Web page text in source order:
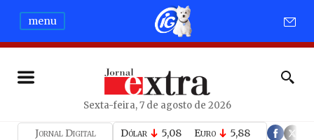
menu
Sexta-feira, 7 de agosto de 2026
Jornal Digital Dólar 5,08 Euro 5,88